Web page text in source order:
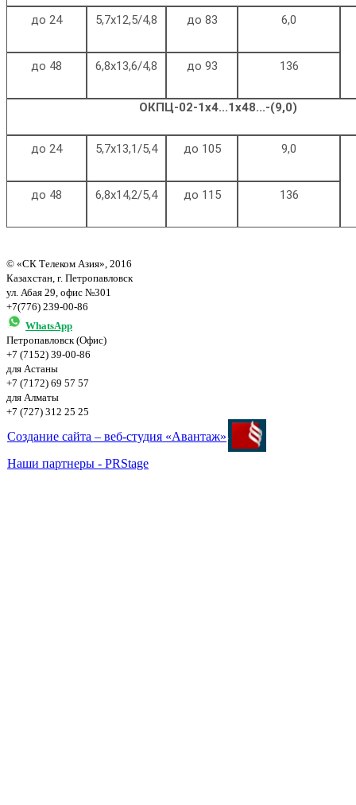
до 24 5,7х12,5/4,8 до 83 6,0
до 48 6,8х13,6/4,8 до 93 136
ОКПЦ-02-1х4...1х48...-(9,0)
до 24 5,7х13,1/5,4 до 105 9,0
до 48 6,8х14,2/5,4 до 115 136
© «СК Телеком Азия», 2016
Казахстан, г. Петропавловск
ул. Абая 29, офис №301
+7(776) 239-00-86
WhatsApp
Петропавловск (Офис)
+7 (7152) 39-00-86
для Астаны
+7 (7172) 69 57 57
для Алматы
+7 (727) 312 25 25
Создание сайта – веб-студия «Авантаж»
Наши партнеры - PRStage